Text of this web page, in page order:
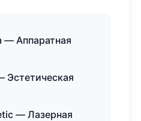
— Аппаратная
Эстетическая
— Лазерная